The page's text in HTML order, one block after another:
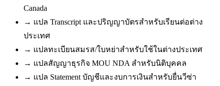
Canada
→ แปล Transcript และปริญญาบัตรสำหรับเรียนต่อต่าง
ประเทศ
→ แปลทะเบียนสมรส/ใบหย่าสำหรับใช้ในต่างประเทศ
→ แปลสัญญาธุรกิจ MOU NDA สำหรับนิติบุคคล
→ แปล Statement บัญชีและงบการเงินสำหรับยื่นวีซ่า